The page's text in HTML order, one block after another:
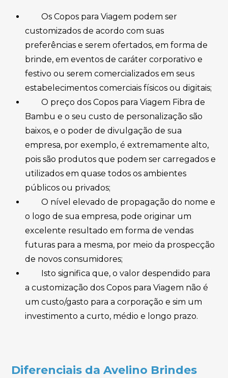
Os Copos para Viagem podem ser
customizados de acordo com suas
preferências e serem ofertados, em forma de
brinde, em eventos de caráter corporativo e
festivo ou serem comercializados em seus
estabelecimentos comerciais físicos ou digitais;
O preço dos Copos para Viagem Fibra de
Bambu e o seu custo de personalização são
baixos, e o poder de divulgação de sua
empresa, por exemplo, é extremamente alto,
pois são produtos que podem ser carregados e
utilizados em quase todos os ambientes
públicos ou privados;
O nível elevado de propagação do nome e
o logo de sua empresa, pode originar um
excelente resultado em forma de vendas
futuras para a mesma, por meio da prospecção
de novos consumidores;
Isto significa que, o valor despendido para
a customização dos Copos para Viagem não é
um custo/gasto para a corporação e sim um
investimento a curto, médio e longo prazo.
Diferenciais da Avelino Brindes